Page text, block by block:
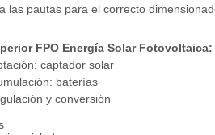
las pautas para el correcto
FPO Energía Solar Fotovoltaica:
captador solar
baterías
y conversión